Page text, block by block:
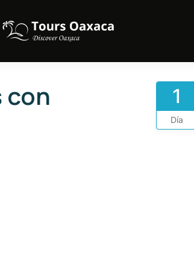
con
1
Día